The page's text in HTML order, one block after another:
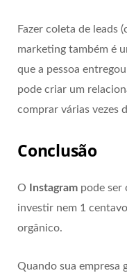
Fazer coleta de leads
marketing também é
que a pessoa
pode criar um
comprar várias vezes
Conclusão
O Instagram pode ser
investir nem 1
orgânico.
Quando sua empresa